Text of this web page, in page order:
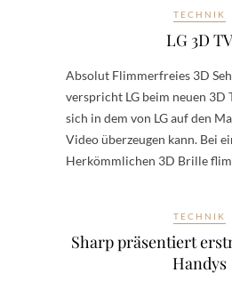
TECHNIK
LG 3D TV
Absolut Flimmerfreies ­3D
verspricht LG beim neuen ­3D
sich in dem von LG auf den
Video überzeugen kann. Bei
Herkömmlichen ­3D Brille
TECHNIK
Sharp präsentiert
Handys